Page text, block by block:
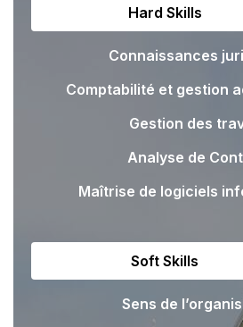
Hard Skills
Connaissances
Comptabilité et gestion
Gestion des
Analyse de
Maîtrise de logiciels
Soft Skills
Sens de